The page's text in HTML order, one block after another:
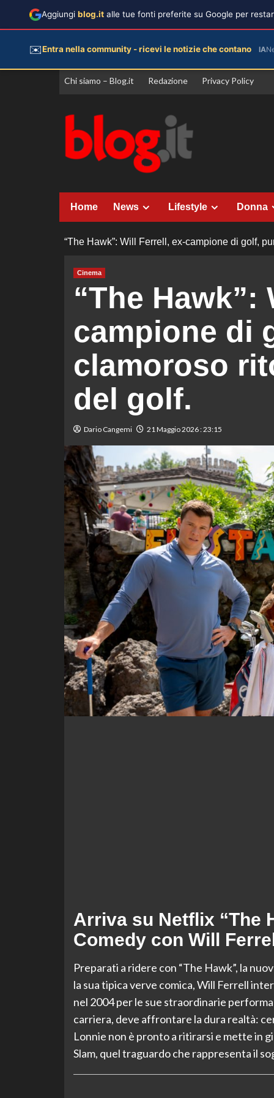
Vai
Chi siamo – Blog.it Redazione Privacy Policy
Home News Lifestyle Donna
“The Hawk”: Will Ferrell, ex-campione di golf,
Cinema
“The
campione di
clamoroso
del golf.
Dario Cangemi 21 Maggio 2026 : 23:15
Arriva su Netflix “The
Comedy con Will
Preparati a ridere con “The Hawk”, la
la sua tipica verve comica, Will Ferrell
nel 2004 per le sue straordinarie
carriera, deve affrontare la dura realtà:
Lonnie non è pronto a ritirarsi e mette in
Slam, quel traguardo che rappresenta il
Aggiungi blog.it alle tue fonti preferite su Google per
✉️Entra nella community - ricevi le notizie che contano IA